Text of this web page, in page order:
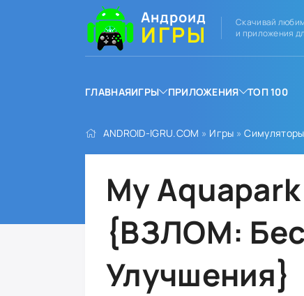
Андроид
ИГРЫ
Скачивай
и приложения
ГЛАВНАЯИГРЫ ПРИЛОЖЕНИЯ ТОП 100
ANDROID-IGRU.COM » Игры »Симуляторы
My
{ВЗЛОМ:
Улучшения}